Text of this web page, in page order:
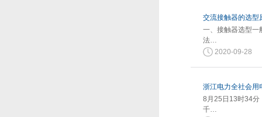
交流接触器的选型
一、接触器选型一
法…
2020-09-28
浙江电力全社会用
8月25日13时34分
千…